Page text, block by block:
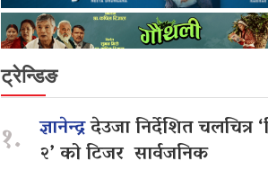
ट्रेन्डिङ
१. ज्ञानेन्द्रदेउजा निर्देशित चलचित्र
२’ को टिजर सार्वजनिक